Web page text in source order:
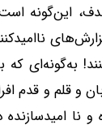
این‌گونه است
به‌گونه‌ای
قلم و قدم
نا